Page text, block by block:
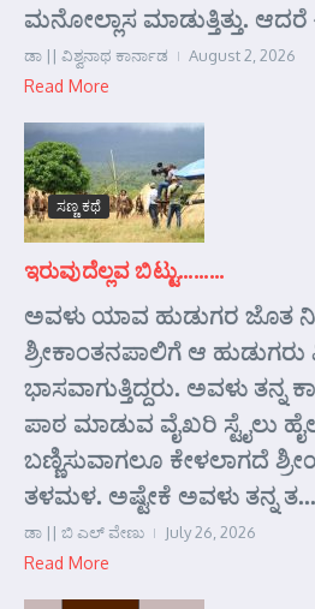
ಮನೋಲ್ಲಾಸ ಮಾಡುತ್ತಿತ್ತು. ಆದರೆ
ಡಾ || ವಿಶ್ವನಾಥ ಕಾರ್ನಾಡ August 2, 2026
Read More
ಸಣ್ಣ ಕಥೆ
ಇರುವುದೆಲ್ಲವ ಬಿಟ್ಟು………
ಅವಳು ಯಾವ ಹುಡುಗರ ಜೊತ
ಶ್ರೀಕಾಂತನಪಾಲಿಗೆ ಆ
ಭಾಸವಾಗುತ್ತಿದ್ದರು. ಅವಳು ತನ್ನ
ಪಾಠ ಮಾಡುವ ವೈಖರಿ ಸ್ಟೈಲು
ಬಣ್ಣಿಸುವಾಗಲೂ ಕೇಳಲಾಗದೆ
ತಳಮಳ. ಅಷ್ಟೇಕೆ ಅವಳು ತನ್ನ ತ...
ಡಾ || ಬಿ ಎಲ್ ವೇಣು July 26, 2026
Read More